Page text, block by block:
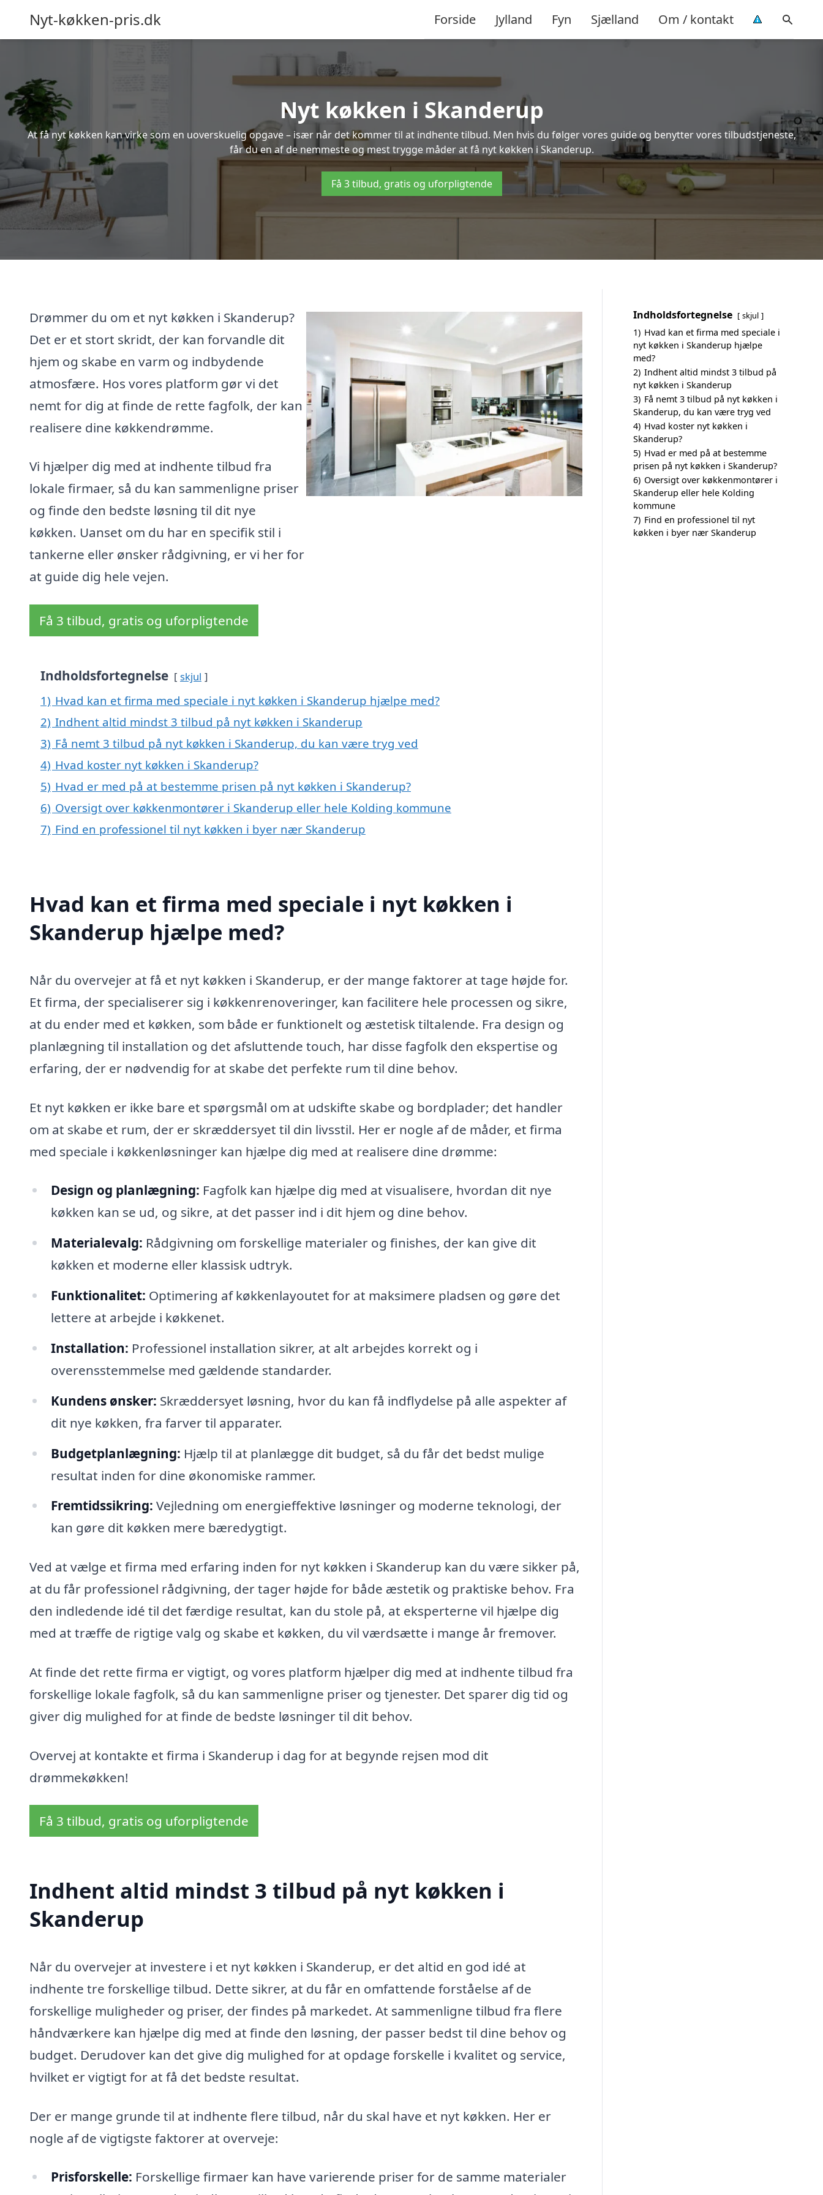
Nyt-køkken-pris.dk Forside Jylland Fyn Sjælland Om / kontakt
Nyt køkken i Skanderup
At få nyt køkken kan virke som en uoverskuelig opgave – især når det kommer til at indhente tilbud. Men hvis du følger vores guide og benytter vores tilbudstjeneste,
får du en af de nemmeste og mest trygge måder at få nyt køkken i Skanderup.
Få 3 tilbud, gratis og uforpligtende
Drømmer du om et nyt køkken i Skanderup?
Det er et stort skridt, der kan forvandle dit
hjem og skabe en varm og indbydende
atmosfære. Hos vores platform gør vi det
nemt for dig at finde de rette fagfolk, der kan
realisere dine køkkendrømme.
Vi hjælper dig med at indhente tilbud fra
lokale firmaer, så du kan sammenligne priser
og finde den bedste løsning til dit nye
køkken. Uanset om du har en specifik stil i
tankerne eller ønsker rådgivning, er vi her for
at guide dig hele vejen.
Få 3 tilbud, gratis og uforpligtende
Indholdsfortegnelse skjul
1) Hvad kan et firma med speciale i nyt køkken i Skanderup hjælpe med?
2) Indhent altid mindst 3 tilbud på nyt køkken i Skanderup
3) Få nemt 3 tilbud på nyt køkken i Skanderup, du kan være tryg ved
4) Hvad koster nyt køkken i Skanderup?
5) Hvad er med på at bestemme prisen på nyt køkken i Skanderup?
6) Oversigt over køkkenmontører i Skanderup eller hele Kolding kommune
7) Find en professionel til nyt køkken i byer nær Skanderup
Hvad kan et firma med speciale i nyt køkken i
Skanderup hjælpe med?
Når du overvejer at få et nyt køkken i Skanderup, er der mange faktorer at tage højde for.
Et firma, der specialiserer sig i køkkenrenoveringer, kan facilitere hele processen og sikre,
at du ender med et køkken, som både er funktionelt og æstetisk tiltalende. Fra design og
planlægning til installation og det afsluttende touch, har disse fagfolk den ekspertise og
erfaring, der er nødvendig for at skabe det perfekte rum til dine behov.
Et nyt køkken er ikke bare et spørgsmål om at udskifte skabe og bordplader; det handler
om at skabe et rum, der er skræddersyet til din livsstil. Her er nogle af de måder, et firma
med speciale i køkkenløsninger kan hjælpe dig med at realisere dine drømme:
Design og planlægning: Fagfolk kan hjælpe dig med at visualisere, hvordan dit nye
køkken kan se ud, og sikre, at det passer ind i dit hjem og dine behov.
Materialevalg: Rådgivning om forskellige materialer og finishes, der kan give dit
køkken et moderne eller klassisk udtryk.
Funktionalitet: Optimering af køkkenlayoutet for at maksimere pladsen og gøre det
lettere at arbejde i køkkenet.
Installation: Professionel installation sikrer, at alt arbejdes korrekt og i
overensstemmelse med gældende standarder.
Kundens ønsker: Skræddersyet løsning, hvor du kan få indflydelse på alle aspekter af
dit nye køkken, fra farver til apparater.
Budgetplanlægning: Hjælp til at planlægge dit budget, så du får det bedst mulige
resultat inden for dine økonomiske rammer.
Fremtidssikring: Vejledning om energieffektive løsninger og moderne teknologi, der
kan gøre dit køkken mere bæredygtigt.
Ved at vælge et firma med erfaring inden for nyt køkken i Skanderup kan du være sikker på,
at du får professionel rådgivning, der tager højde for både æstetik og praktiske behov. Fra
den indledende idé til det færdige resultat, kan du stole på, at eksperterne vil hjælpe dig
med at træffe de rigtige valg og skabe et køkken, du vil værdsætte i mange år fremover.
At finde det rette firma er vigtigt, og vores platform hjælper dig med at indhente tilbud fra
forskellige lokale fagfolk, så du kan sammenligne priser og tjenester. Det sparer dig tid og
giver dig mulighed for at finde de bedste løsninger til dit behov.
Overvej at kontakte et firma i Skanderup i dag for at begynde rejsen mod dit
drømmekøkken!
Få 3 tilbud, gratis og uforpligtende
Indhent altid mindst 3 tilbud på nyt køkken i
Skanderup
Når du overvejer at investere i et nyt køkken i Skanderup, er det altid en god idé at
indhente tre forskellige tilbud. Dette sikrer, at du får en omfattende forståelse af de
forskellige muligheder og priser, der findes på markedet. At sammenligne tilbud fra flere
håndværkere kan hjælpe dig med at finde den løsning, der passer bedst til dine behov og
budget. Derudover kan det give dig mulighed for at opdage forskelle i kvalitet og service,
hvilket er vigtigt for at få det bedste resultat.
Der er mange grunde til at indhente flere tilbud, når du skal have et nyt køkken. Her er
nogle af de vigtigste faktorer at overveje:
Prisforskelle: Forskellige firmaer kan have varierende priser for de samme materialer
Indholdsfortegnelse skjul
1) Hvad kan et firma med speciale i
nyt køkken i Skanderup hjælpe
med?
2) Indhent altid mindst 3 tilbud på
nyt køkken i Skanderup
3) Få nemt 3 tilbud på nyt køkken i
Skanderup, du kan være tryg ved
4) Hvad koster nyt køkken i
Skanderup?
5) Hvad er med på at bestemme
prisen på nyt køkken i Skanderup?
6) Oversigt over køkkenmontører i
Skanderup eller hele Kolding
kommune
7) Find en professionel til nyt
køkken i byer nær Skanderup